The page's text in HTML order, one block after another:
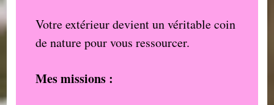
Votre extérieur devient un véritable coin
de nature pour vous ressourcer.
Mes missions :